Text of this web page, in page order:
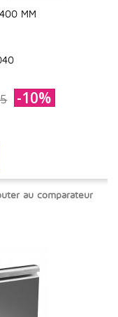
MM
-10%
au comparateur